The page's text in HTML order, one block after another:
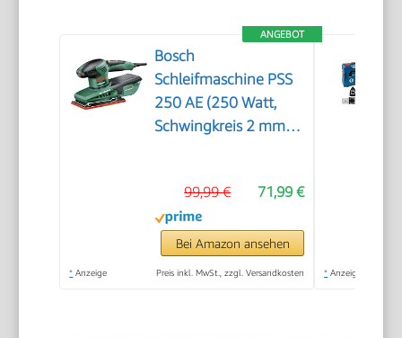
ANGEBOT
Bosch
Schleifmaschine PSS
250 AE (250 Watt,
Schwingkreis 2 mm,
71,99 €
99,99 €
Bei Amazon ansehen
* Anzeige Preis inkl. MwSt., zzgl. Versandkosten * Anzeige